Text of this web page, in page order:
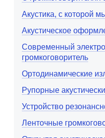
Акустика, с которой
Акустическое
Современный
громкоговоритель
Ортодинамические
Рупорные
Устройство
Ленточные